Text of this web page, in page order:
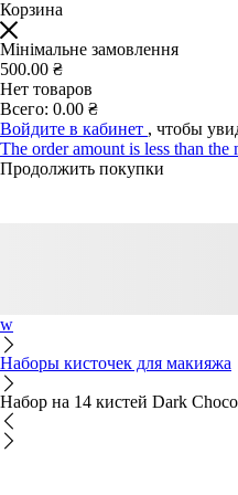
Корзина
Мінімальне замовлення
500.00 ₴
Нет товаров
Всего: 0.00 ₴
Войдите в кабинет , чтобы
The order amount is less than the
Продолжить покупки
w
Наборы кисточек для макияжа
Набор на 14 кистей Dark